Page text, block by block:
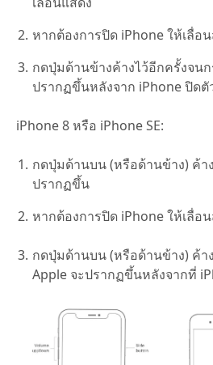
หากต้องการปิด iPhone ให้เลื่อ
กดปุ่มด้านข้างค้างไว้อีกครั้งจน
ปรากฏขึ้นหลังจาก iPhone ปิดตั
iPhone 8 หรือ iPhone SE:
กดปุ่มด้านบน (หรือด้านข้าง) ค้า
ปรากฏขึ้น
หากต้องการปิด iPhone ให้เลื่อ
กดปุ่มด้านบน (หรือด้านข้าง) ค้า
Apple จะปรากฏขึ้นหลังจากที่